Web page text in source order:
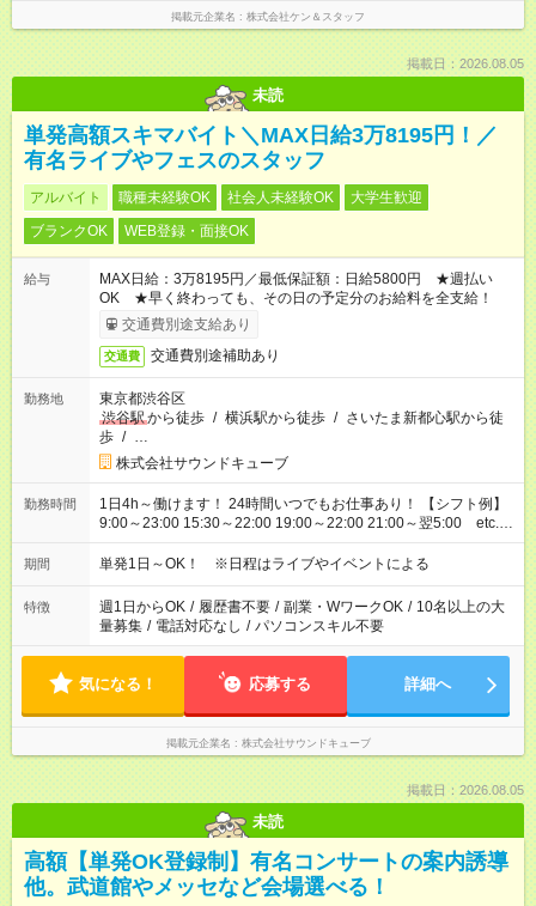
掲載元企業名 株式会社ケン＆スタッフ
掲載日：2026.08.05
未読
単発高額スキマバイト＼MAX日給3万8195円！／
有名ライブやフェスのスタッフ
アルバイト 職種未経験OK 社会人未経験OK
大学生歓迎
ブランクOK
WEB登録・面接OK
給与
MAX日給：3万8195円／最低保証額：日給5800円 ★週払い
OK ★早く終わっても、その日の予定分のお給料を全支給！
交通費別途支給あり
交通費 交通費別途補助あり
勤務地
東京都渋谷区
渋谷駅から徒歩 / 横浜駅から徒歩 / さいたま新都心駅から徒
歩 / …
株式会社サウンドキューブ
勤務時間
1日4h～働けます！ 24時間いつでもお仕事あり！ 【シフト例】
9:00～23:00 15:30～22:00 19:00～22:00 21:00～翌5:00 etc...
※現場により異なります 【日給例】 案内／1万5743円（9:00～
23:00） グッズ販売／1万5503円（8:00～22:00） 会場準備／
5:00）
期間 単発1日～OK！ ※日程はライブやイベントによる
特徴 週1日からOK / 履歴書不要 / 副業・WワークOK / 10名以上の大
量募集 / 電話対応なし / パソコンスキル不要
気になる！ 応募する 詳細へ
掲載元企業名 株式会社サウンドキューブ
掲載日：2026.08.05
未読
高額【単発OK登録制】有名コンサートの案内誘導
他。武道館やメッセなど会場選べる！